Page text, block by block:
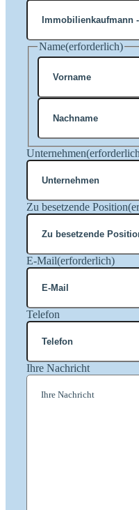
Name(erforderlich)
Vorname
Nachname
Unternehmen
Zu besetzende Position
E-Mail(erforderlich)
Telefon
Ihre Nachricht